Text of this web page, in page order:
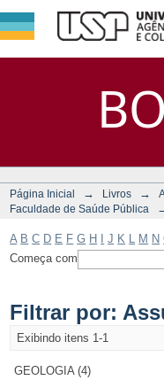
DSpace/
Página Inicial → Livros →
Faculdade de Saúde Pública
A B C D E F G H J K M N
Começa com
Filtrar por:
Exibindo itens 1-1
GEOLOGIA (4)